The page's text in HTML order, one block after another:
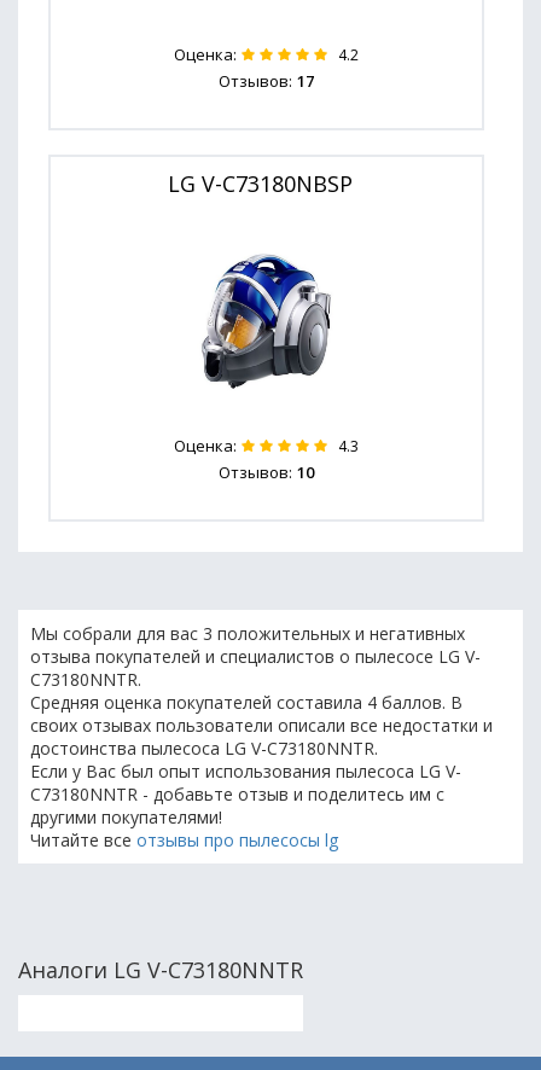
Оценка: 4.2
Отзывов: 17
LG V-C73180NBSP
Оценка: 4.3
Отзывов: 10
Мы собрали для вас 3 положительных и негативных
отзыва покупателей и специалистов о пылесосе LG V-
C73180NNTR.
Средняя оценка покупателей составила 4 баллов. В
своих отзывах пользователи описали все недостатки и
достоинства пылесоса LG V-C73180NNTR.
Если у Вас был опыт использования пылесоса LG V-
C73180NNTR - добавьте отзыв и поделитесь им с
другими покупателями!
Читайте все отзывы про пылесосы lg
Аналоги LG V-C73180NNTR